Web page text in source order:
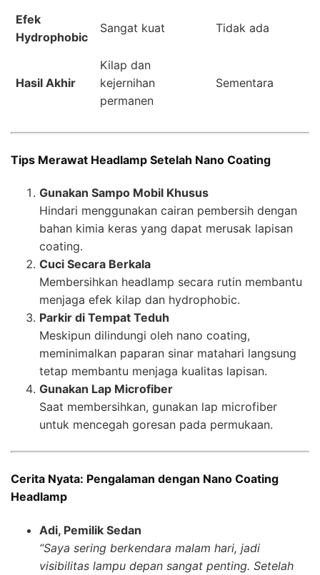
Efek
Hydrophobic
Sangat kuat Tidak ada
Hasil Akhir
Kilap dan
kejernihan
permanen
Sementara
Tips Merawat Headlamp Setelah Nano Coating
Gunakan Sampo Mobil Khusus
Hindari menggunakan cairan pembersih dengan
bahan kimia keras yang dapat merusak lapisan
coating.
Cuci Secara Berkala
Membersihkan headlamp secara rutin membantu
menjaga efek kilap dan hydrophobic.
Parkir di Tempat Teduh
Meskipun dilindungi oleh nano coating,
meminimalkan paparan sinar matahari langsung
tetap membantu menjaga kualitas lapisan.
Gunakan Lap Microfiber
Saat membersihkan, gunakan lap microfiber
untuk mencegah goresan pada permukaan.
Cerita Nyata: Pengalaman dengan Nano Coating
Headlamp
Adi, Pemilik Sedan
“Saya sering berkendara malam hari, jadi
visibilitas lampu depan sangat penting. Setelah